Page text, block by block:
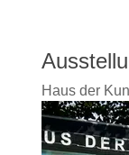
Haus der